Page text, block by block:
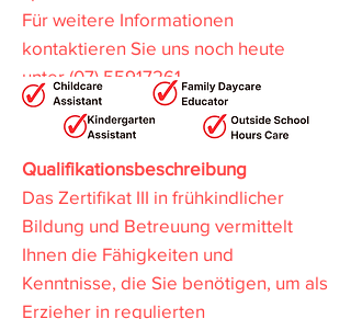
Für weitere Informationen
kontaktieren Sie uns noch heute
unter(07) 55917261
Qualifikationsbeschreibung
Das Zertifikat III in frühkindlicher
Bildung und Betreuung vermittelt
Ihnen die Fähigkeiten und
Kenntnisse, die Sie benötigen, um als
Erzieher in regulierten